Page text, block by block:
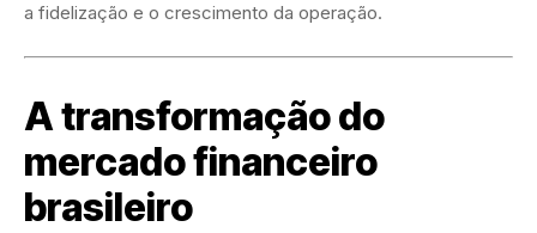
a fidelização e o crescimento da operação.
A transformação do
mercado financeiro
brasileiro